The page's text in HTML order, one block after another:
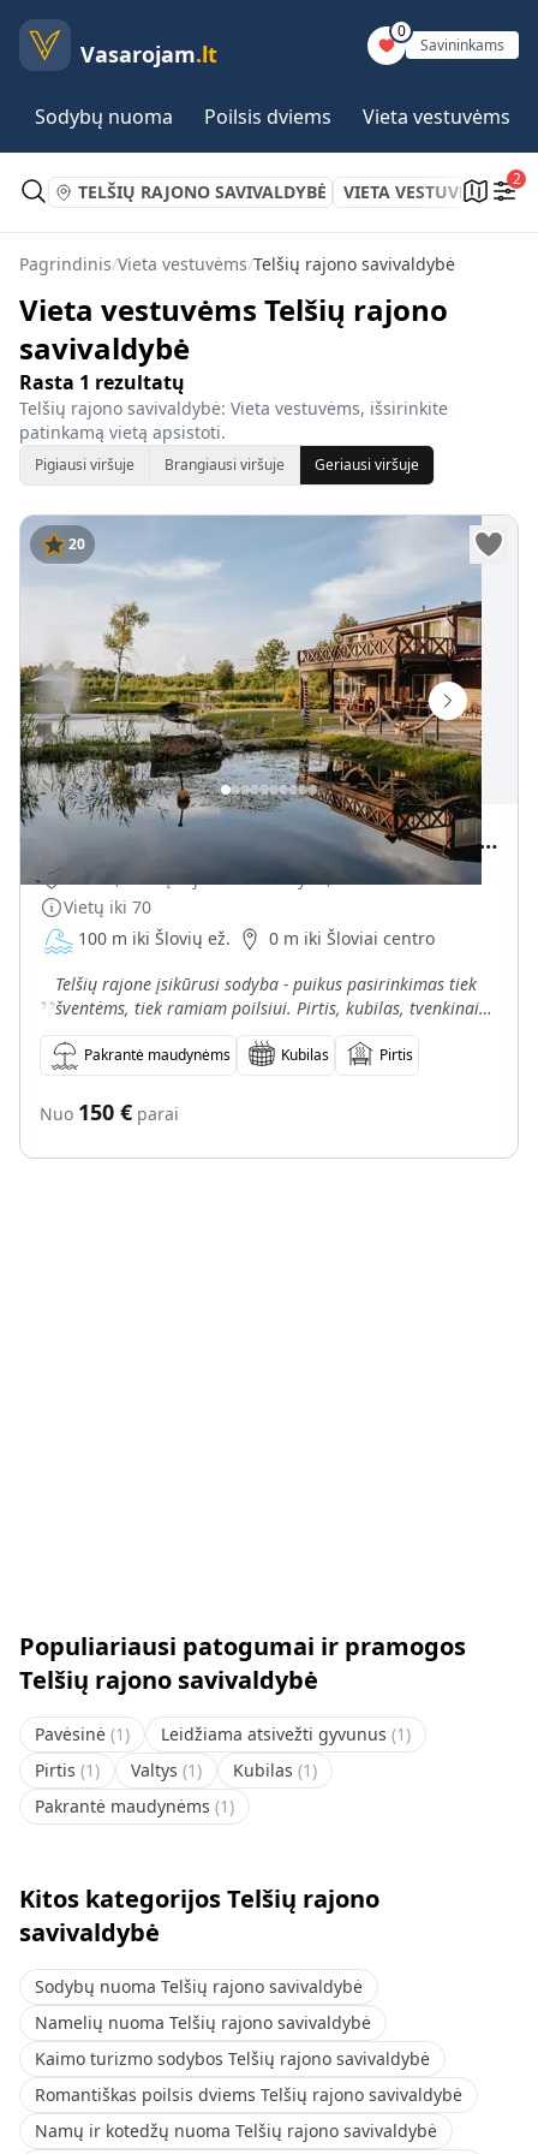
Vasarojam.lt
0
Savininkams
Sodybų nuoma Poilsis dviems Vieta vestuvėms
TELŠIŲ RAJONO SAVIVALDYBĖ VIETA VESTUVĖMS
2
Pagrindinis/Vieta vestuvėms/Telšių rajono savivaldybė
Vieta vestuvėms Telšių rajono
savivaldybė
Rasta 1 rezultatų
Telšių rajono savivaldybė: Vieta vestuvėms, išsirinkite
patinkamą vietą apsistoti.
Pigiausi viršuje Brangiausi viršuje Geriausi viršuje
20
Sodyba Šloviai - tiek šventėms, tiek poilsiui
Šloviai, Telšių rajono savivaldybė, Lietuva
Vietų iki 70
100 m iki Šlovių ež.
0 m iki Šloviai centro
„Telšių rajone įsikūrusi sodyba - puikus pasirinkimas tiek
šventėms, tiek ramiam poilsiui. Pirtis, kubilas, tvenkinai
maudynėms, pavėsinės ir daug gamtos.
Pakrantė maudynėms Kubilas Pirtis
Nuo 150 € parai
Populiariausi patogumai ir pramogos
Telšių rajono savivaldybė
Pavėsinė (1) Leidžiama atsivežti gyvunus (1)
Pirtis (1) Valtys (1) Kubilas (1)
Pakrantė maudynėms (1)
Kitos kategorijos Telšių rajono
savivaldybė
Sodybų nuoma Telšių rajono savivaldybė
Namelių nuoma Telšių rajono savivaldybė
Kaimo turizmo sodybos Telšių rajono savivaldybė
Romantiškas poilsis dviems Telšių rajono savivaldybė
Namų ir kotedžų nuoma Telšių rajono savivaldybė